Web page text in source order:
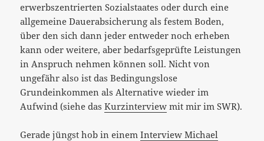
erwerbszentrierten Sozialstaates oder durch eine
allgemeine Dauerabsicherung als festem Boden,
über den sich dann jeder entweder noch erheben
kann oder weitere, aber bedarfsgeprüfte Leistungen
in Anspruch nehmen können soll. Nicht von
ungefähr also ist das Bedingungslose
Grundeinkommen als Alternative wieder im
Aufwind (siehe dasKurzinterview mit mir im SWR).
Gerade jüngst hob in einemInterview Michael